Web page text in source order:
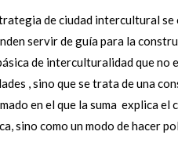
de ciudad intercultural
servir de guía para la
de interculturalidad que
, sino que se trata de una
en el que la suma explica
sino como un modo de hacer